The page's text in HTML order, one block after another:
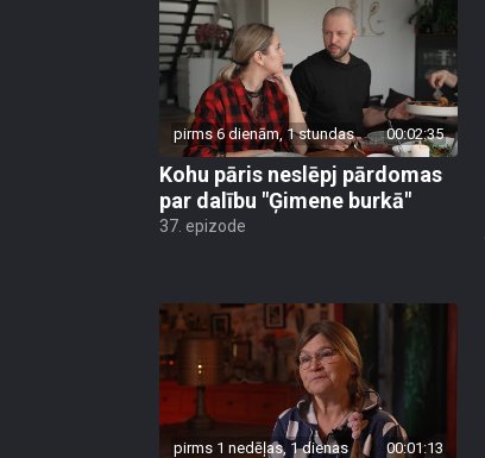
pirms 6 dienām, 1 stundas 00:02:35
Kohu pāris neslēpj pārdomas
par dalību "Ģimene burkā"
37. epizode
pirms 1 nedēļas, 1 dienas 00:01:13